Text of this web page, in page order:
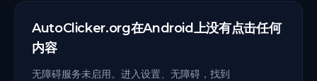
AutoClicker.org在Android上没有点击任何
内容
无障碍服务未启用。进入设置、无障碍，找到